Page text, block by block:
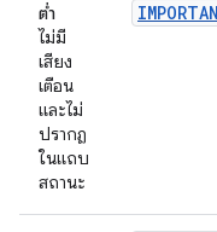
ต่ำ
ไม่มี
เสียง
เตือน
และไม่
ปรากฏ
ในแถบ
สถานะ